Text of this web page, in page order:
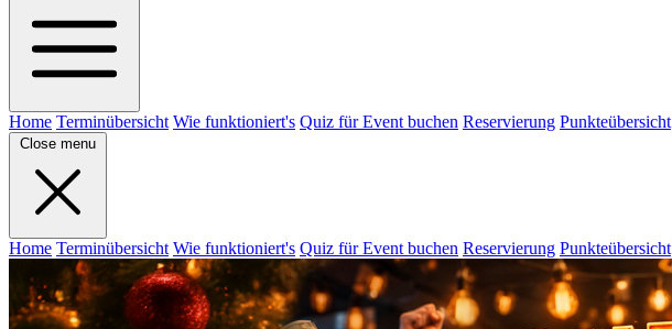
Home Terminübersicht Wie funktioniert's Quiz für Event buchen Reservierung Punkteübersicht
Close menu
Home Terminübersicht Wie funktioniert's Quiz für Event buchen Reservierung Punkteübersicht